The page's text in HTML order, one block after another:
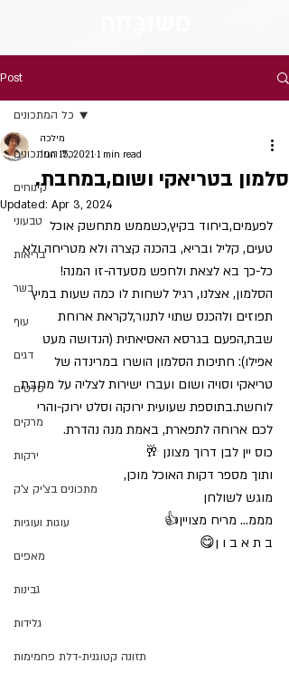
Post
כל המתכונים
קינוחים
טבעוני
בריאות
בשר
עוף
דגים
סלטים
מרקים
ירקות
מתכונים בצ'יק צ'ק
עוגות ועוגיות
מאפים
גבינות
גלידות
תזונה קטוגנית-דלת פחמימות
כל המתכונים
סלמון בטריאקי ושום,במחבת.
מילכה
Jun 15, 2021 1 min read
Updated: Apr 3, 2024
לפעמים,ביחוד בקיץ,כשממש מתחשק אוכל
טעים, קליל ובריא, בהכנה קצרה ולא מטריחה ולא
כל-כך בא לצאת ולחפש מסעדה-זו המנה!
הסלמון, אצלנו, רגיל לשחות לו כמה שעות במיץ
תפוזים ולהכנס שתוי לתנור,לקראת ארוחת
שבת,הפעם בגרסא האסיאתית (הנדושה מעט
אפילו): חתיכות הסלמון הושרו במרינדה של
טריאקי וסויה ושום ועברו ישירות לצליה על מחבת
לוחשת.בתוספת שעועית ירוקה וסלט ירוק-והרי
לכם ארוחה לתפארת, באמת מנה נהדרת.
כוס יין לבן דרוך מצונן 🥂
ותוך מספר דקות האוכל מוכן,
מוגש לשולחן
מממ… מריח מצויין👍
ב ת א ב ו ן😋